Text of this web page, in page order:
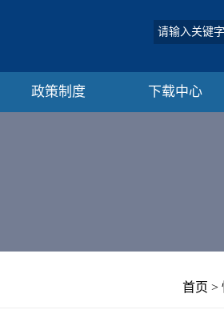
政策制度 下载中心
首页 >